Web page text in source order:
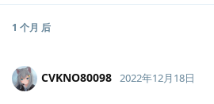
1 个月 后
CVKNO80098 2022年12月18日